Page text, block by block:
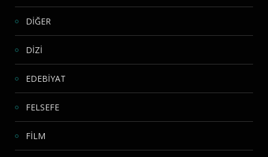
DİĞER
DİZİ
EDEBİYAT
FELSEFE
FİLM